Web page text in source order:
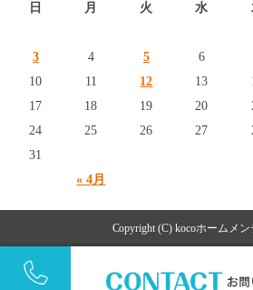
日 月 火 水
« 4月
3
4 5 6
10
11 12 13
17
18 19 20
24
25 26 27
31
Copyright (C) kocoホームメ